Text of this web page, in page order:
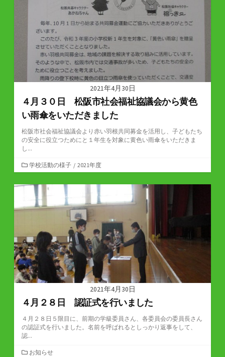
2021年4月30日
４月３０日 松阪市社会福祉協議会から黄色
い雨傘をいただきました
松阪市社会福祉協議会より赤い羽根共同募金を活用し、子どもたち
の安全に役立つためにと１年生を対象に黄色い雨傘をいただきま
し...
カ
テ
ゴ
学校活動の様子 / 2021年度
2021年4月30日
４月２８日 認証式を行いました
４月２８日５限目に、前期の学級委員さん、各委員会の委員長さん
の認証式を行いました。名前を呼ばれるとしっかり返事をして、
認...
カお知らせ